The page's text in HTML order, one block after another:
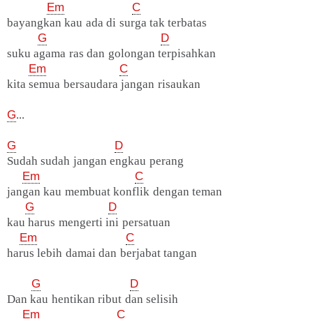
Em
C
bayangkan kau ada di surga tak terbatas
G
D
suku agama ras dan golongan terpisahkan
Em
C
kita semua bersaudara jangan risaukan
G...
G
D
Sudah sudah jangan engkau perang
Em
C
jangan kau membuat konflik dengan teman
G
D
kau harus mengerti ini persatuan
Em
C
harus lebih damai dan berjabat tangan
G
D
Dan kau hentikan ribut dan selisih
Em
C